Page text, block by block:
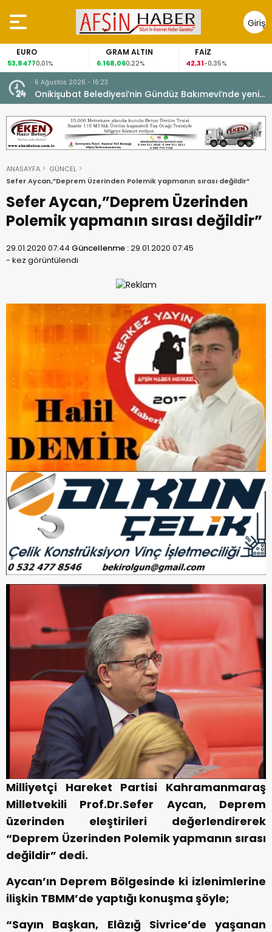
Giriş
Yap
EURO
0,01%
GRAM ALTIN
6.168,060,22%
FAİZ
42,31-0,35%
6 Ağustos 2026 - 16:23
Onikişubat Belediyesi’nin Gündüz Bakımevi’nde yeni
dönemin ön kayıtları başladı.
ANASAYFA
GÜNCEL
Sefer Aycan,”Deprem Üzerinden Polemik yapmanın sırası değildir”
Sefer Aycan,”Deprem Üzerinden
Polemik yapmanın sırası değildir”
29.01.2020 07:44 Güncellenme :29.01.2020 07:45
- kez görüntülendi
Milliyetçi Hareket Partisi Kahramanmaraş
Milletvekili Prof.Dr.Sefer Aycan, Deprem
üzerinden eleştirileri değerlendirerek
“Deprem Üzerinden Polemik yapmanın sırası
değildir” dedi.
Aycan’ın Deprem Bölgesinde ki izlenimlerine
ilişkin TBMM’de yaptığı konuşma şöyle;
“Sayın Başkan, Elâzığ Sivrice’de yaşanan